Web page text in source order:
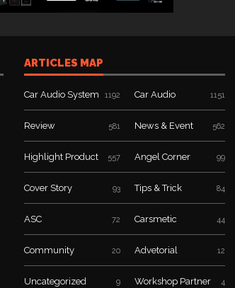
ARTICLES MAP
Car Audio System 1192 Car Audio 1151
Review 581 News & Event 562
Highlight Product 557 Angel Corner 99
Cover Story 93 Tips & Trick 84
ASC 72 Carsmetic 44
Community 20 Advetorial 12
Uncategorized 9 Workshop Partner 4